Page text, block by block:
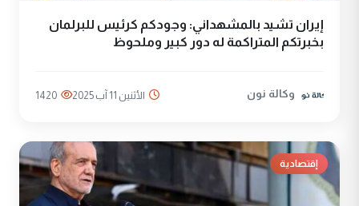
إيران تشيد بالمشهداني: وجودكم كرئيس للبرلمان
بخبرتكم المتراكمة له دور كبير وملحوظ
وكالة نون الأثنين 11 آب 2025 1420
إقتصادية